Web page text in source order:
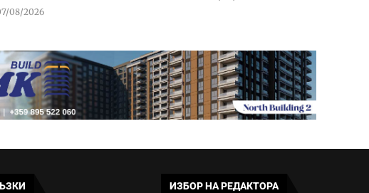
08/2026
ИЗБОР НА РЕДАКТОРА